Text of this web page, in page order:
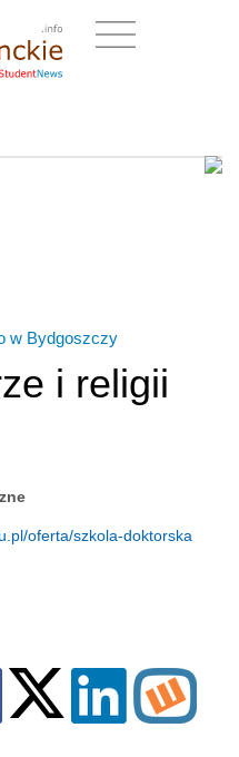
w Bydgoszczy
i religii
oferta/szkola-doktorska